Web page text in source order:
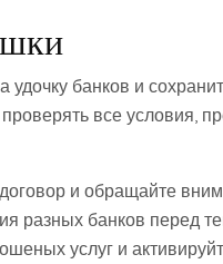
удочку банков и
все условия,
и обращайте
разных банков перед
услуг и